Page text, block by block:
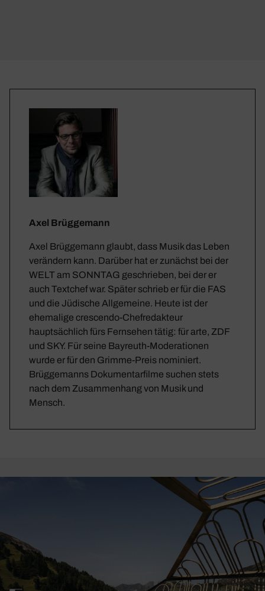
Axel Brüggemann
Axel Brüggemann glaubt, dass Musik das Leben
verändern kann. Darüber hat er zunächst bei der
WELT am SONNTAG geschrieben, bei der er
auch Textchef war. Später schrieb er für die FAS
und die Jüdische Allgemeine. Heute ist der
ehemalige crescendo-Chefredakteur
hauptsächlich fürs Fernsehen tätig: für arte, ZDF
und SKY. Für seine Bayreuth-Moderationen
wurde er für den Grimme-Preis nominiert.
Brüggemanns Dokumentarfilme suchen stets
nach dem Zusammenhang von Musik und
Mensch.